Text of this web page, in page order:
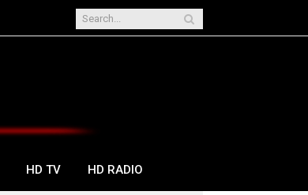
HD TV HD RADIO